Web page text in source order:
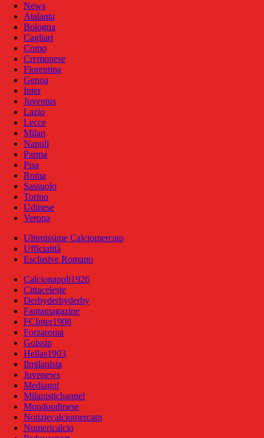
News
Atalanta
Bologna
Cagliari
Como
Cremonese
Fiorentina
Genoa
Inter
Juventus
Lazio
Lecce
Milan
Napoli
Parma
Pisa
Roma
Sassuolo
Torino
Udinese
Verona
Ultimissime Calciomercato
Ufficialità
Esclusive Romano
Calcionapoli1926
Cittaceleste
Derbyderbyderby
Fantamagazine
FCInter1908
Forzaroma
Golssip
Hellas1903
Ilmilanista
Juvenews
Mediagol
Milanistichannel
Mondoudinese
Notiziecalciomercato
Numericalcio